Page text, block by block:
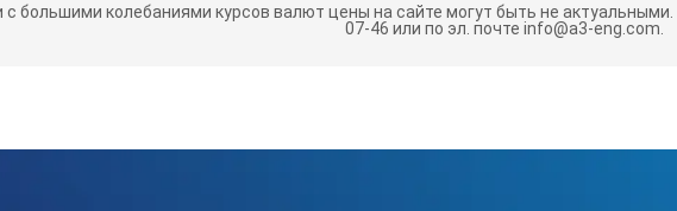
368-166 / 368-167 /
87-100 мм
368-172 / 368-173
с большими колебаниями курсов валют цены на сайте могут быть не актуальными.
07-46 или по эл. почте info@a3-eng.com.